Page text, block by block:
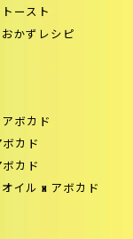
ースト
おかずレシピ
ボカド
ボカド
ボカド
イル x アボカド